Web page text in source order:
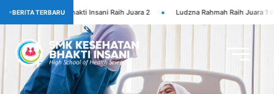
BERITA TERBARU
Bhakti Insani Raih Juara 2 • Ludzna Rahmah Raih Juara 1 dan Juara